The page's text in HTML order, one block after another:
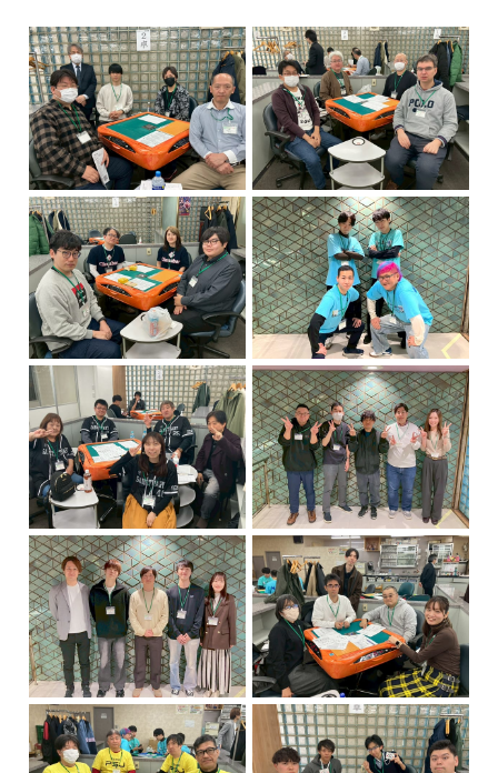
社ACE麻雀事業部より「月刊麻雀
界」に引き継ぎ、第7回大会の開催
が決定！ 本大会を通じてマージャン
が老若男女楽しめる頭脳スポーツと
して普及するよう、麻雀業界全体で
盛り上げてまいります！ 大会概要
基本システム ・各チーム4人全員が
4回戦ずつ対戦、4名16半荘合計ポイ
ントを競う （決勝最終戦は5回戦目
に大将戦を行う） 東日本予選①・
②、西日本予選の3回で上位数チー
ムが準決勝に進出 ・チーム編成：各
チーム予選～決勝まで同一の4名で
戦う ルール ・Mリーグルール準
拠 55分